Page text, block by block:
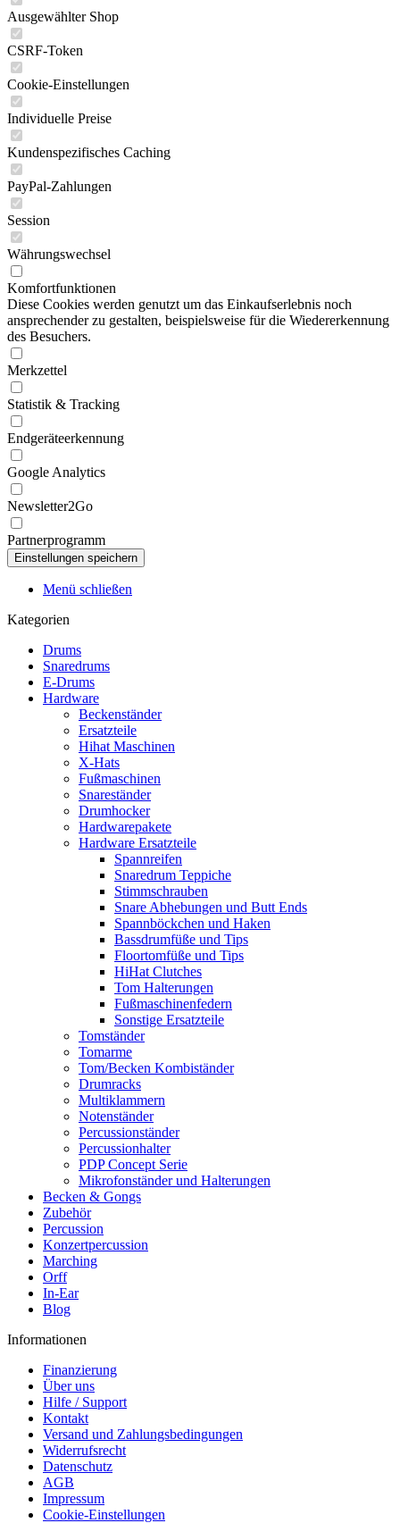
Ausgewählter Shop
CSRF-Token
Cookie-Einstellungen
Individuelle Preise
Kundenspezifisches Caching
PayPal-Zahlungen
Session
Währungswechsel
Komfortfunktionen
Diese Cookies werden genutzt um das Einkaufserlebnis noch
ansprechender zu gestalten, beispielsweise für die Wiedererkennung
des Besuchers.
Merkzettel
Statistik & Tracking
Endgeräteerkennung
Google Analytics
Newsletter2Go
Partnerprogramm
Menü schließen
Kategorien
Drums
Snaredrums
E-Drums
Hardware
Beckenständer
Ersatzteile
Hihat Maschinen
X-Hats
Fußmaschinen
Snareständer
Drumhocker
Hardwarepakete
Hardware Ersatzteile
Spannreifen
Snaredrum Teppiche
Stimmschrauben
Snare Abhebungen und Butt Ends
Spannböckchen und Haken
Bassdrumfüße und Tips
Floortomfüße und Tips
HiHat Clutches
Tom Halterungen
Fußmaschinenfedern
Sonstige Ersatzteile
Tomständer
Tomarme
Tom/Becken Kombiständer
Drumracks
Multiklammern
Notenständer
Percussionständer
Percussionhalter
PDP Concept Serie
Mikrofonständer und Halterungen
Becken & Gongs
Zubehör
Percussion
Konzertpercussion
Marching
Orff
In-Ear
Blog
Informationen
Finanzierung
Über uns
Hilfe / Support
Kontakt
Versand und Zahlungsbedingungen
Widerrufsrecht
Datenschutz
AGB
Impressum
Cookie-Einstellungen